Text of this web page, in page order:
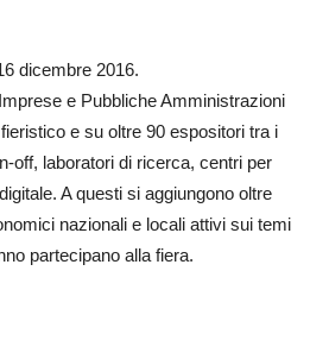
dicembre 2016.
e Pubbliche Amministrazioni
e su oltre 90 espositori tra i
off, laboratori di ricerca, centri per
A questi si aggiungono oltre
nazionali e locali attivi sui temi
partecipano alla fiera.